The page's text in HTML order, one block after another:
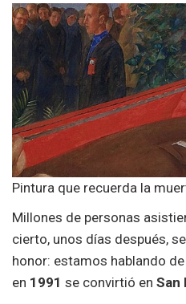
Pintura que recuerda la
Millones de personas
cierto, unos días después,
honor: estamos hablando de
en 1991 se convirtió en San